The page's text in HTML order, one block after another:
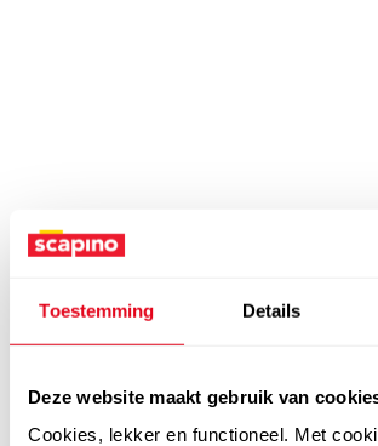
Toestemming Details
Deze website maakt gebruik van
Cookies, lekker en functioneel. Met